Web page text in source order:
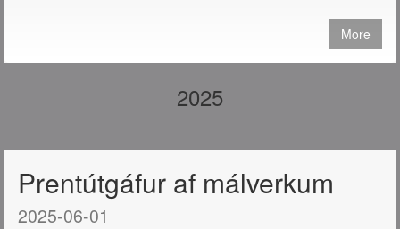
More
2025
Prentútgáfur af málverkum
2025-06-01